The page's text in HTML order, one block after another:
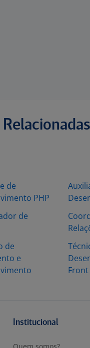
de
PHP
de
de
e
Front
Institucional